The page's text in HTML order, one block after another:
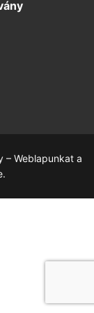
– Weblapunkat a